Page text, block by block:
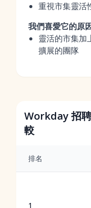
重視市集靈活
我們喜愛它的原
靈活的市集加
擴展的團隊
Workday 招
較
排名
1